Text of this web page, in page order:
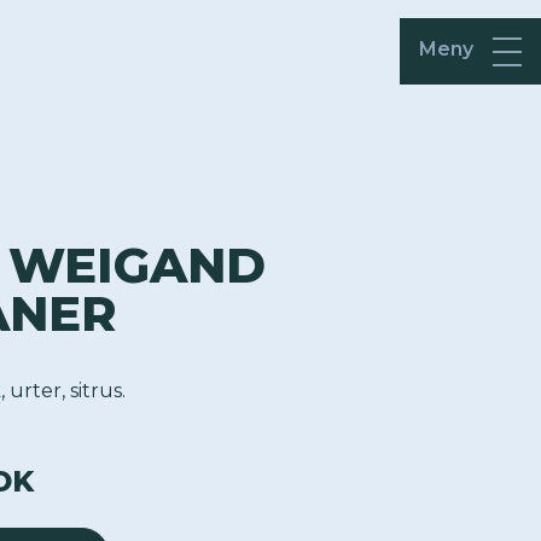
Meny
urter, sitrus.